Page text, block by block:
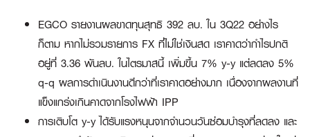
EGCO รายงานผลขาดทุนสุทธิ 392 ลบ. ใน 3Q22 อย่างไร
ก็ตาม หากไม่รวมรายการ FX ที่ไม่ใช่เงินสด เราคาดว่ากำไรปกติ
อยู่ที่ 3.36 พันลบ. ในไตรมาสนี้ เพิ่มขึ้น 7% y-y แต่ลดลง 5%
q-q ผลการดำเนินงานดีกว่าที่เราคาดอย่างมาก เนื่องจากผลงานที่
แข็งแกร่งเกินคาดจากโรงไฟฟ้า IPP
การเติบโต y-y ได้รับแรงหนุนจากจำนวนวันซ่อมบำรุงที่ลดลง และ